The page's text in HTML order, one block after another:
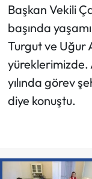
Başkan Vekili
başında
Turgut ve Uğur
yüreklerimizde.
yılında görev
diye konuştu.